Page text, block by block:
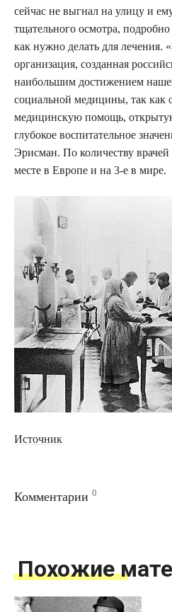
сейчас не выгнал на улицу и
тщательного осмотра,
как нужно делать для лечения.
организация, созданная
наибольшим достижением
социальной медицины, так как
медицинскую помощь,
глубокое воспитательное
Эрисман. По количеству
месте в Европе и на 3-е в мире.
Источник
Комментарии 0
Похожие